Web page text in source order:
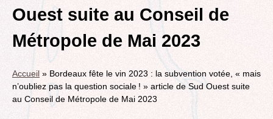
BIODIVERSITE, ENVIRONNEMENT, URBANISME
BORDEAUX MÉRIGNAC : INAUGURATION,
REVUE DE PRESSE
POLITIQUE CYCLABLE, MARCHE
GRAND CONTOURNEMENT DE BORDEAUX
TRAMWAY, RER METROPOLITAIN, TRANSPORT
COLLECTIF
ROCADE VDO
POINT DE VUE
L’ACTION POLITIQUE À MÉRIGNAC
BORDEAUX METROPOLE
EMPLOI, SOLIDARITES
ELECTIONS, RUBRIQUES DIVERSES, PETITES
PHRASES..
Ouest suite au Conseil de
Métropole de Mai 2023
Accueil » Bordeaux fête le vin 2023 : la subvention votée, « mais
n’oubliez pas la question sociale ! » article de Sud Ouest suite
au Conseil de Métropole de Mai 2023